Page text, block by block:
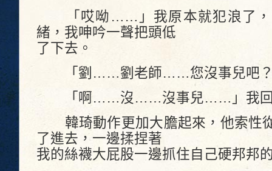
「哎呦……」我原本就犯浪了，
緒，我呻吟一聲把頭低
了下去。
「劉……劉老師……您沒事兒吧？
「啊……沒……沒事兒……」我回
韓琦動作更加大膽起來，他索性
了進去，一邊揉捏著
我的絲襪大屁股一邊抓住自己硬邦邦